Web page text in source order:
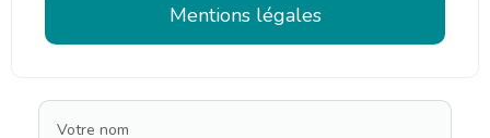
Mentions légales
Votre nom